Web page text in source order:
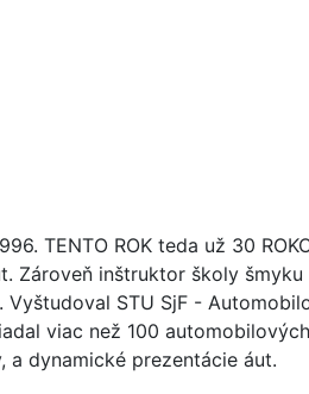
TENTO ROK teda už 30
Zároveň inštruktor školy
Vyštudoval STU SjF -
viac než 100
a dynamické prezentácie áut.